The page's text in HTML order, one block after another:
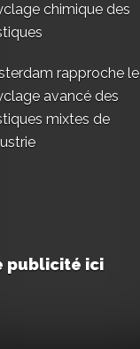
chimique des
rapproche le
avancé des
mixtes de
publicité ici